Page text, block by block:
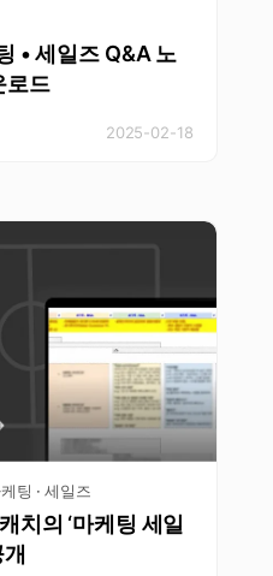
• 세일즈 Q&A 노
로드
2025-02-18
팅 · 세일즈
치의 ‘마케팅 세일